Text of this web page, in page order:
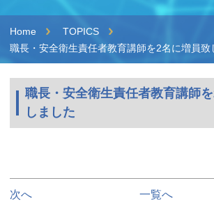
Home
TOPICS
職長・安全衛生責任者教育講師を2名に増員致
職長・安全衛生責任者教育講師
しました
次へ 一覧へ